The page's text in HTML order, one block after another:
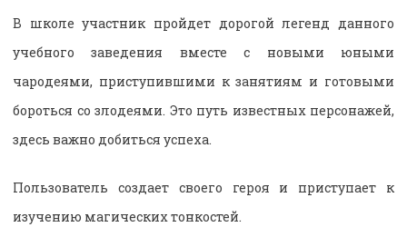
В школе участник пройдет дорогой легенд данного
учебного заведения вместе с новыми юными
чародеями, приступившими к занятиям и готовыми
бороться со злодеями. Это путь известных персонажей,
здесь важно добиться успеха.
Пользователь создает своего героя и приступает к
изучению магических тонкостей.